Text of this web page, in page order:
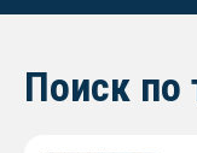
Поиск